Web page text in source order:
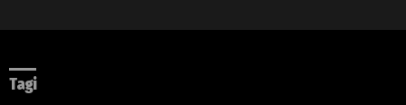
Tagi